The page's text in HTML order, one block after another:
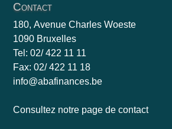
Contact
180, Avenue Charles Woeste
1090 Bruxelles
Tel: 02/ 422 11 11
Fax: 02/ 422 11 18
info@abafinances.be
Consultez notre page de contact